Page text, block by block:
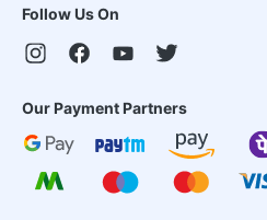
Follow Us On
Our Payment Partners